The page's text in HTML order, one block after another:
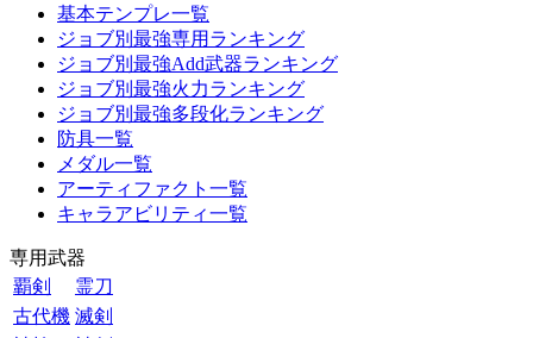
基本テンプレ一覧
ジョブ別最強専用ランキング
ジョブ別最強Add武器ランキング
ジョブ別最強火力ランキング
ジョブ別最強多段化ランキング
防具一覧
メダル一覧
アーティファクト一覧
キャラアビリティ一覧
専用武器
覇剣
霊刀
古代機 滅剣